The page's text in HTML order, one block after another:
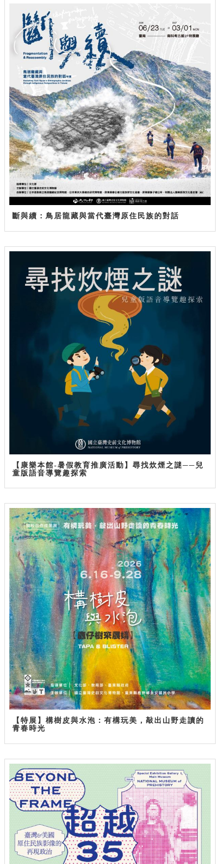
斷與續：鳥居龍藏與當代臺灣原住民族的對話
【康樂本館-暑假教育推廣活動】尋找炊煙之謎──兒
童版語音導覽趣探索
【特展】構樹皮與水泡：有構玩美，敲出山野走讀的
青春時光